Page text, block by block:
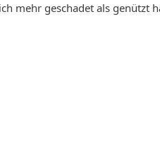
mehr geschadet als genützt